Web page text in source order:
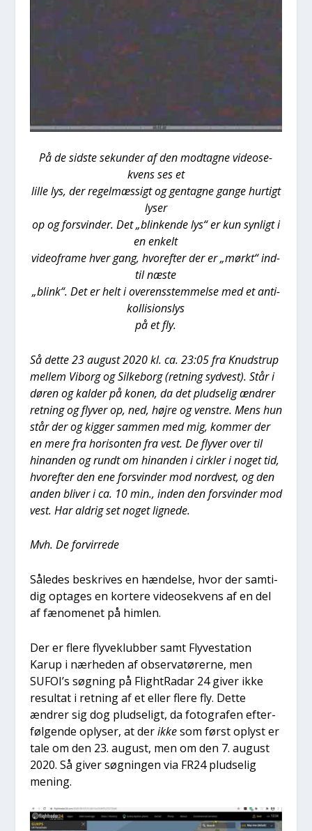
På de sid­ste sekun­der af den mod­tag­ne video­se­
kvens ses et
lil­le lys, der regel­mæs­sigt og gen­tag­ne gan­ge hur­tigt
lyser
op og for­svin­der. Det „blin­ken­de lys“ er kun syn­ligt i
en enkelt
videof­ra­me hver gang, hvor­ef­ter der er „mørkt“ ind­
til næste
„blink“. Det er helt i over­ens­stem­mel­se med et anti­
kol­li­sions­lys
på et fly.
Så det­te 23 august 2020 kl. ca. 23:05 fra Knud­strup
mel­lem Viborg og Sil­ke­borg (ret­ning syd­vest). Står i
døren og kal­der på konen, da det plud­se­lig ændrer
ret­ning og fly­ver op, ned, høj­re og ven­stre. Mens hun
står der og kig­ger sam­men med mig, kom­mer der
en mere fra hori­son­ten fra vest. De fly­ver over til
hin­an­den og rundt om hin­an­den i cirk­ler i noget tid,
hvor­ef­ter den ene for­svin­der mod nord­vest, og den
anden bli­ver i ca. 10 min., inden den for­svin­der mod
vest. Har aldrig set noget lig­ne­de.
Mvh. De for­vir­re­de
Såle­des beskri­ves en hæn­del­se, hvor der sam­ti­
dig opta­ges en kor­te­re video­se­kvens af en del
af fæno­me­net på him­len.
Der er fle­re fly­ve­klub­ber samt Fly­ve­sta­tion
Karup i nær­he­den af obser­va­tø­rer­ne, men
SUFOI’s søg­ning på Fligh­tRa­dar 24 giver ikke
resul­tat i ret­ning af et eller fle­re fly. Det­te
ændrer sig dog plud­se­ligt, da foto­gra­fen efter­
føl­gen­de oply­ser, at derikkesom først oplyst er
tale om den 23. august, men om den 7. august
2020. Så giver søg­nin­gen via FR24 plud­se­lig
mening.